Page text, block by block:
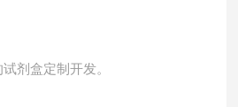
剂盒定制开发。